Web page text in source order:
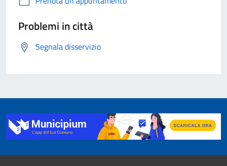
Problemi in città
Segnala disservizio